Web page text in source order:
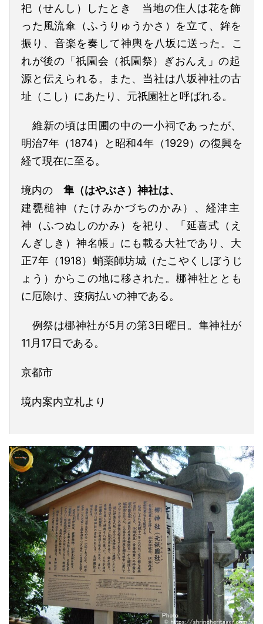
祀 （せんし） したとき
当地の住人は花を飾
った風流傘 （ふうりゅうかさ） を立て、鉾を
振り、音楽を奏して神輿を八坂に送った。こ
れが後の 「祇園会 （祇園祭）ぎおんえ」の起
源と 伝えられる。
また、当社は八坂神社の古
址 （こし） にあた り、 元祇園社と呼ばれる。
維新の頃は田圃の中の一小祠であったが、
明治7年（1874）と昭和4年（1929）の復興を
経て現在に至る。
境内の 隼 （はやぶさ） 神社は、
建甕槌神
（たけみかづちのかみ）、 経津主
神 （ふつぬしのかみ）を祀り、「 延喜式（え
んぎしき）神名帳」にも載る大社であり 、大
正7年（1918）蛸薬師坊城（たこやくしぼうじ
ょう） からこの地に移された。梛神社ととも
に厄除け、疫病払いの神である。
例祭は梛神社が5月の第3日曜日。隼神社が
11月17日である。
京都市
境内案内立札より